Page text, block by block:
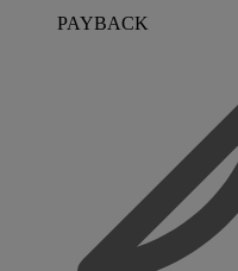
PAYBACK